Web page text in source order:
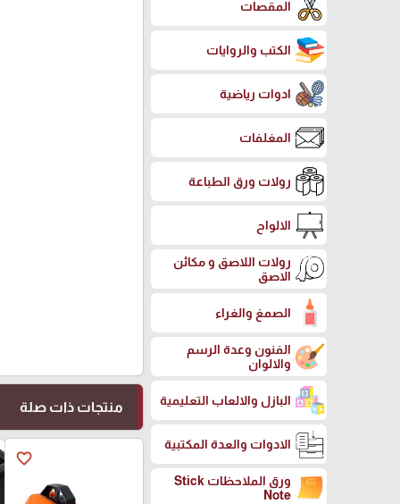
المقصات
الكتب والروايات
ادوات رياضية
المغلفات
رولات ورق الطباعة
الالواح
رولات اللاصق و مكائن
الاصق
الصمغ والغراء
الفنون وعدة الرسم
والالوان
البازل والالعاب التعليمية
الادوات والعدة المكتبية
ورق الملاحظات Stick
Note
منتجات ذات صلة
favorite_border